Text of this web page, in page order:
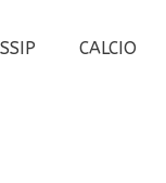
CALCIO